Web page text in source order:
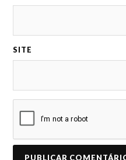
SITE